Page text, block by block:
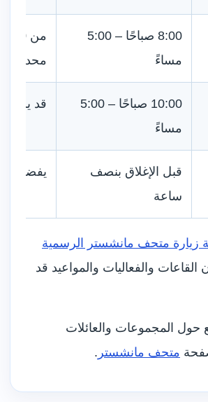
8:00 صباحًا – 5:00
مساءً
محددة
10:00 صباحًا – 5:00
مساءً
قد يزداد
قبل الإغلاق بنصف
ساعة
يفضل
زيارة متحف مانشستر الرسمية
القاعات والفعاليات والمواعيد قد
حول المجموعات والعائلات
متحف مانشستر .